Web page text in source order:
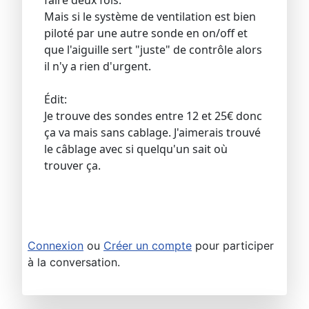
Mais si le système de ventilation est bien
piloté par une autre sonde en on/off et
que l'aiguille sert "juste" de contrôle alors
il n'y a rien d'urgent.
Édit:
Je trouve des sondes entre 12 et 25€ donc
ça va mais sans cablage. J'aimerais trouvé
le câblage avec si quelqu'un sait où
trouver ça.
Connexion ou Créer un compte pour participer
à la conversation.